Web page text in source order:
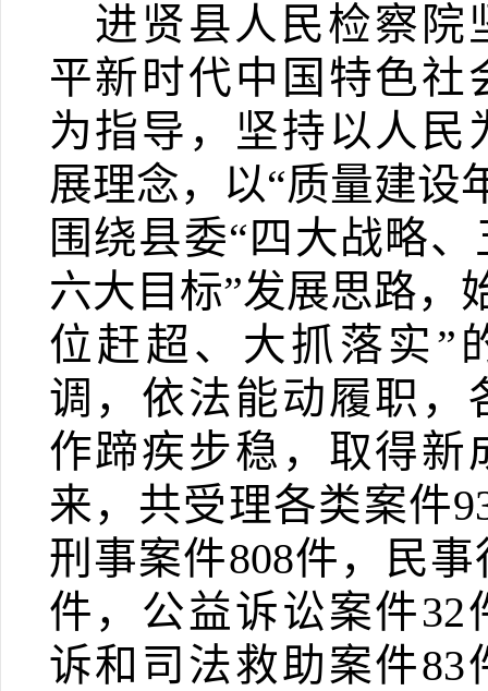
进贤县人民检察院
平新时代中国特色社
为指导，坚持以人民
展理念，以“质量建设
围绕县委“四大战略
六大目标”发展思路，
位赶超、大抓落实”
调，依法能动履职，
作蹄疾步稳，取得新
来，共受理各类案件
刑事案件808件，民
件，公益诉讼案件32
诉和司法救助案件83